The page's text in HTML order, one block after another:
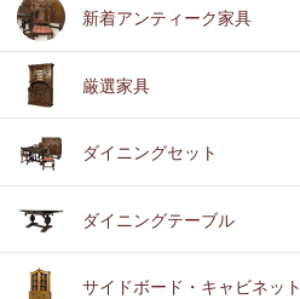
新着アンティーク家具
厳選家具
ダイニングセット
ダイニングテーブル
サイドボード・キャビネット